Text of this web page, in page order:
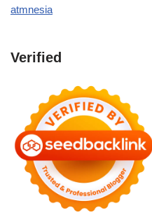
atmnesia
Verified